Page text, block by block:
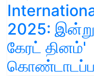
2025:
கேரட் தினம்'